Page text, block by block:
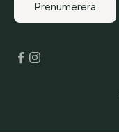
Prenumerera